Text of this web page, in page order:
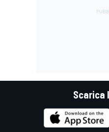
Scarica